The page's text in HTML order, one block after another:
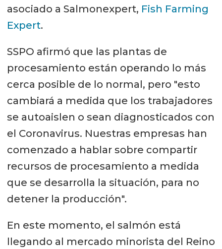
asociado a Salmonexpert, Fish Farming
Expert.
SSPO afirmó que las plantas de
procesamiento están operando lo más
cerca posible de lo normal, pero "esto
cambiará a medida que los trabajadores
se autoaislen o sean diagnosticados con
el Coronavirus. Nuestras empresas han
comenzado a hablar sobre compartir
recursos de procesamiento a medida
que se desarrolla la situación, para no
detener la producción".
En este momento, el salmón está
llegando al mercado minorista del Reino